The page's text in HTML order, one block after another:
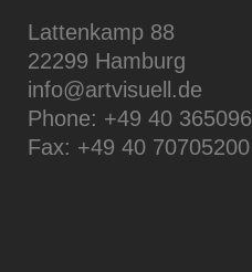
Lattenkamp 88
22299 Hamburg
info@artvisuell.de
Phone: +49 40 365096
Fax: +49 40 70705200